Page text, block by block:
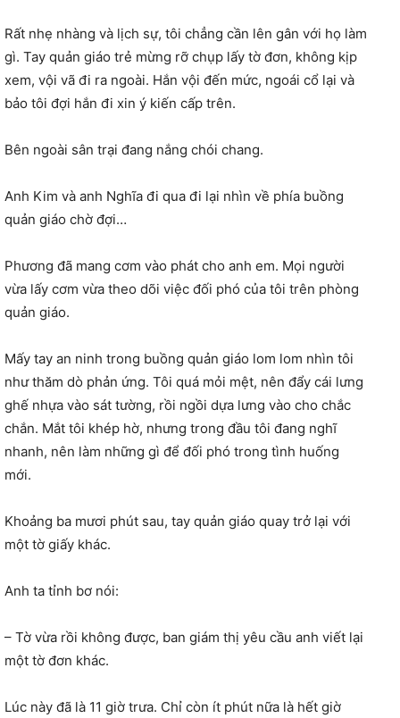
Rất nhẹ nhàng và lịch sự, tôi chẳng cần lên gân với họ làm
gì. Tay quản giáo trẻ mừng rỡ chụp lấy tờ đơn, không kịp
xem, vội vã đi ra ngoài. Hắn vội đến mức, ngoái cổ lại và
bảo tôi đợi hắn đi xin ý kiến cấp trên.
Bên ngoài sân trại đang nắng chói chang.
Anh Kim và anh Nghĩa đi qua đi lại nhìn về phía buồng
quản giáo chờ đợi…
Phương đã mang cơm vào phát cho anh em. Mọi người
vừa lấy cơm vừa theo dõi việc đối phó của tôi trên phòng
quản giáo.
Mấy tay an ninh trong buồng quản giáo lom lom nhìn tôi
như thăm dò phản ứng. Tôi quá mỏi mệt, nên đẩy cái lưng
ghế nhựa vào sát tường, rồi ngồi dựa lưng vào cho chắc
chắn. Mắt tôi khép hờ, nhưng trong đầu tôi đang nghĩ
nhanh, nên làm những gì để đối phó trong tình huống
mới.
Khoảng ba mươi phút sau, tay quản giáo quay trở lại với
một tờ giấy khác.
Anh ta tỉnh bơ nói:
– Tờ vừa rồi không được, ban giám thị yêu cầu anh viết lại
một tờ đơn khác.
Lúc này đã là 11 giờ trưa. Chỉ còn ít phút nữa là hết giờ